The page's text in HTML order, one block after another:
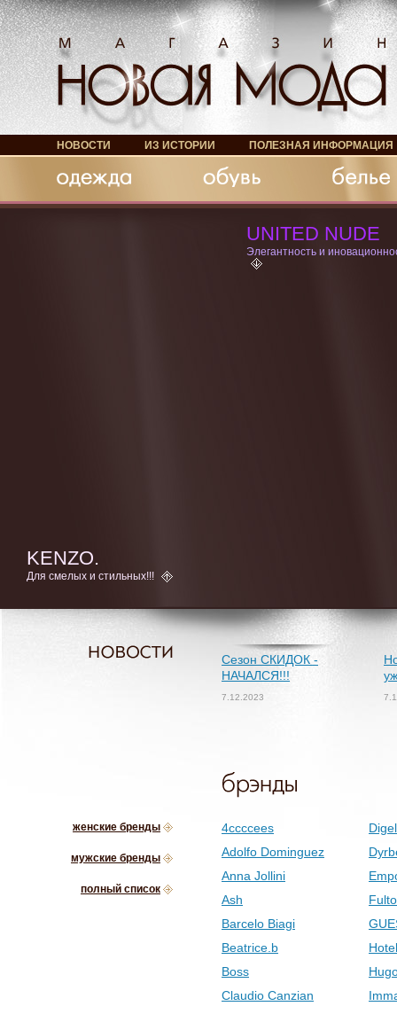
НОВОСТИ ИЗ ИСТОРИИ ПОЛЕЗНАЯ ИНФОРМАЦИЯ
Аксессуары
KENZO.
Для смелых и стильных!!!
UNITED NUDE
Элегантность и
Сезон СКИДОК -
НАЧАЛСЯ!!!
7.12.2023
женские бренды
мужские бренды
полный список
4ccccees
Adolfo Dominguez
Anna Jollini
Ash
Barcelo Biagi
Beatrice.b
Boss
Claudio Canzian
Digel